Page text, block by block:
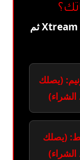
افتح التطبيق واختر XC أو Xtream API ثم
(يصلك
الشراء)
(يصلك
الشراء)